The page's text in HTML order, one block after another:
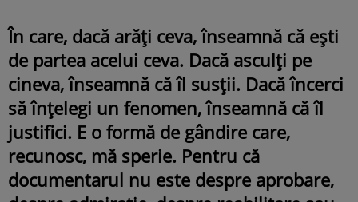
În care, dacă arăți ceva, înseamnă că ești
de partea acelui ceva. Dacă asculți pe
cineva, înseamnă că îl susții. Dacă încerci
să înțelegi un fenomen, înseamnă că îl
justifici. E o formă de gândire care,
recunosc, mă sperie. Pentru că
documentarul nu este despre aprobare,